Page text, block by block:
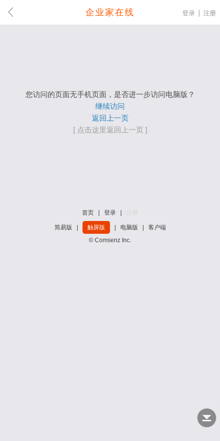
企业家在线 登录 注册
您访问的页面无手机页面，是否进一步访问电脑版？
继续访问
返回上一页
[ 点击这里返回上一页 ]
首页 登录
简易版 触屏版 电脑版
客户端
© Comsenz Inc.